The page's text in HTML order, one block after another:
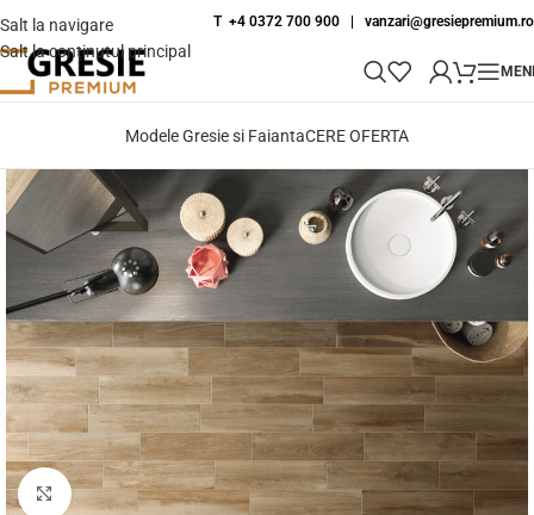
Salt la navigare
Salt la conținutul principal
T +4 0372 700 900 | vanzari@gresiepremium.ro
Modele Gresie si FaiantaCERE OFERTA
Fă clic pentru a mări